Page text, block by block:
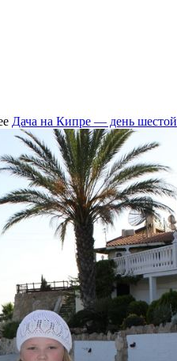
Дача на Кипре — день шестой